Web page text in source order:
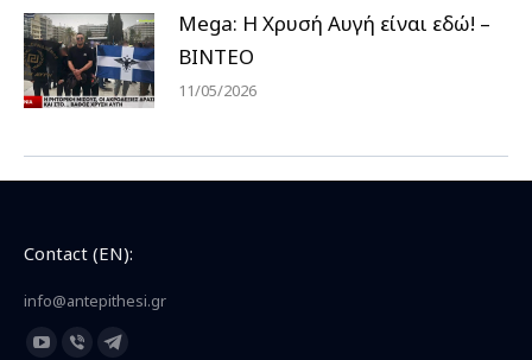
Mega: Η Χρυσή Αυγή είναι εδώ! –
ΒΙΝΤΕΟ
11/05/2026
Contact (EN):
info@antepithesi.gr
Find us on: